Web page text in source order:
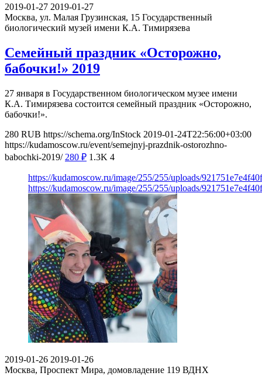
2019-01-27 2019-01-27
Москва, ул. Малая Грузинская, 15 Государственный
биологический музей имени К.А. Тимирязева
Семейный праздник «Осторожно,
бабочки!» 2019
27 января в Государственном биологическом музее имени
К.А. Тимирязева состоится семейный праздник «Осторожно,
бабочки!».
280 RUB https://schema.org/InStock 2019-01-24T22:56:00+03:00
https://kudamoscow.ru/event/semejnyj-prazdnik-ostorozhno-
babochki-2019/ 280 ₽ 1.3K 4
https://kudamoscow.ru/image/255/255/uploads/
https://kudamoscow.ru/image/255/255/uploads/
2019-01-26 2019-01-26
Москва, Проспект Мира, домовладение 119 ВДНХ